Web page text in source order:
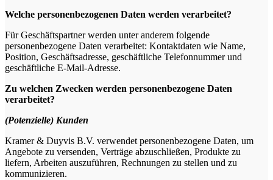
Welche personenbezogenen Daten werden verarbeitet?
Für Geschäftspartner werden unter anderem folgende
personenbezogene Daten verarbeitet: Kontaktdaten wie Name,
Position, Geschäftsadresse, geschäftliche Telefonnummer und
geschäftliche E-Mail-Adresse.
Zu welchen Zwecken werden personenbezogene Daten
verarbeitet?
(Potenzielle) Kunden
Kramer & Duyvis B.V. verwendet personenbezogene Daten, um
Angebote zu versenden, Verträge abzuschließen, Produkte zu
liefern, Arbeiten auszuführen, Rechnungen zu stellen und zu
kommunizieren.